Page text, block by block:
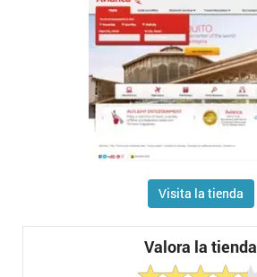
Visita la tienda
Valora la tienda